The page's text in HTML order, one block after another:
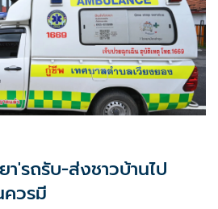
'รถรับ-ส่งชาวบ้านไป
วรมี